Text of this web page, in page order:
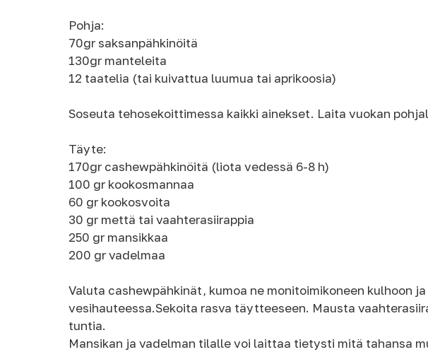
Pohja:
70gr saksanpähkinöitä
130gr manteleita
12 taatelia (tai kuivattua luumua tai aprikoosia)
Soseuta tehosekoittimessa kaikki ainekset. Laita vuokan
Täyte:
170gr cashewpähkinöitä (liota vedessä 6-8 h)
100 gr kookosmannaa
60 gr kookosvoita
30 gr mettä tai vaahterasiirappia
250 gr mansikkaa
200 gr vadelmaa
Valuta cashewpähkinät, kumoa ne monitoimikoneen kulhoon
vesihauteessa.Sekoita rasva täytteeseen. Mausta
tuntia.
Mansikan ja vadelman tilalle voi laittaa tietysti mitä tahansa